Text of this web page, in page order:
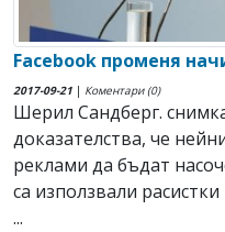
Facebook променя
2017-09-21 | Коментари (0)
Шерил Сандберг.
доказателства, че
реклами да бъдат
са използвали
...